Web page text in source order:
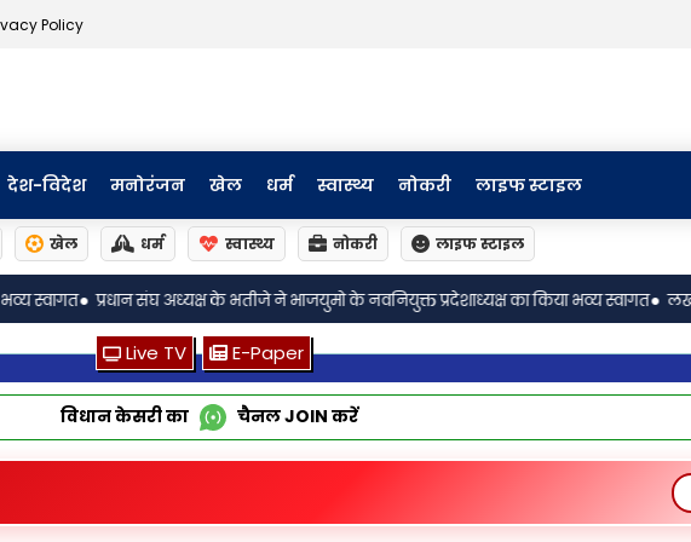
Policy
देश-विदेश मनोरंजन खेल धर्म स्वास्थ्य नोकरी लाइफ स्टाइल
खेल धर्म स्वास्थ्य नोकरी लाइफ स्टाइल
भतीजे ने भाजयुमो के नवनियुक्त प्रदेशाध्यक्ष का किया भव्य स्वागत• लखनऊ: भातखण्डे संस्कृति
Live TV E-Paper
विधान केसरी का चैनलJOIN करें